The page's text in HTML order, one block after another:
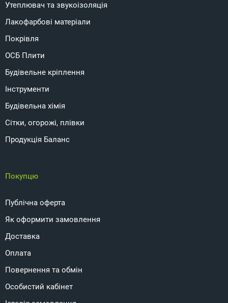
Утеплювач та звукоізоляція
Лакофарбові матеріали
Покрівля
ОСБ Плити
Будівельне кріплення
Інструменти
Будівельна хімія
Сітки, огорожі, плівки
Продукція Баланс
Покупцю
Публічна оферта
Як оформити замовлення
Доставка
Оплата
Повернення та обмін
Особистий кабінет